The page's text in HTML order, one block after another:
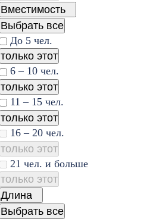
Вместимость
Выбрать все
До 5 чел.
только этот
6 – 10 чел.
только этот
11 – 15 чел.
только этот
16 – 20 чел.
только этот
21 чел. и больше
только этот
Длина
Выбрать все